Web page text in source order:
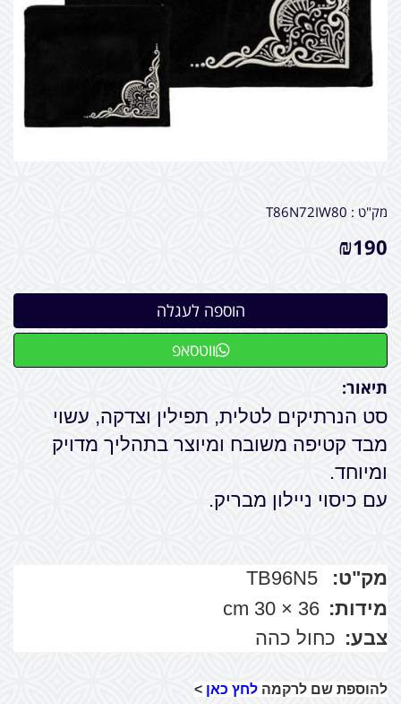
מק"ט : T86N72IW80
₪190
ווטסאפ
תיאור:
סט הנרתיקים לטלית, תפילין וצדקה, עשוי
מבד קטיפה משובח ומיוצר בתהליך מדויק
ומיוחד.
עם כיסוי ניילון מבריק.
מק"ט:
TB96N5
מידות: 36 × 30 cm
צבע: כחול כהה
להוספת שם לרקמה לחץ כאן >